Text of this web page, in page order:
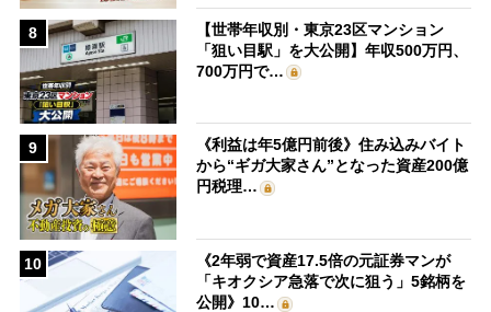
8
【世帯年収別・東京23区マンション
「狙い目駅」を大公開】年収500万円、
700万円で…
9
《利益は年5億円前後》住み込みバイト
から“ギガ大家さん”となった資産200億
円税理…
10
《2年弱で資産17.5倍の元証券マンが
「キオクシア急落で次に狙う」5銘柄を
公開》10…